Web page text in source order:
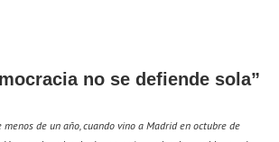
no se defiende sola”
de un año, cuando vino a Madrid en octubre de